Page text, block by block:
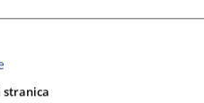
iz nadležnosti suda u
stranica